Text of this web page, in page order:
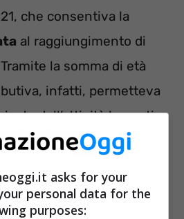
che consentiva la
al raggiungimento di
la somma di età
infatti, permetteva
dell’attività lavorativa
raggiunto i62 anni
contribuzione
asks for your
personal data for the
purposes: